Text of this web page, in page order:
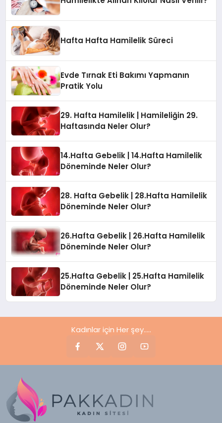
Hafta Hafta Hamilelik Süreci
Evde Tırnak Eti Bakımı Yapmanın
Pratik Yolu
29. Hafta Hamilelik | Hamileliğin 29.
Haftasında Neler Olur?
14.Hafta Gebelik | 14.Hafta Hamilelik
Döneminde Neler Olur?
28. Hafta Gebelik | 28.Hafta Hamilelik
Döneminde Neler Olur?
26.Hafta Gebelik | 26.Hafta Hamilelik
Döneminde Neler Olur?
25.Hafta Gebelik | 25.Hafta Hamilelik
Döneminde Neler Olur?
Kadınlar için Her şey.....